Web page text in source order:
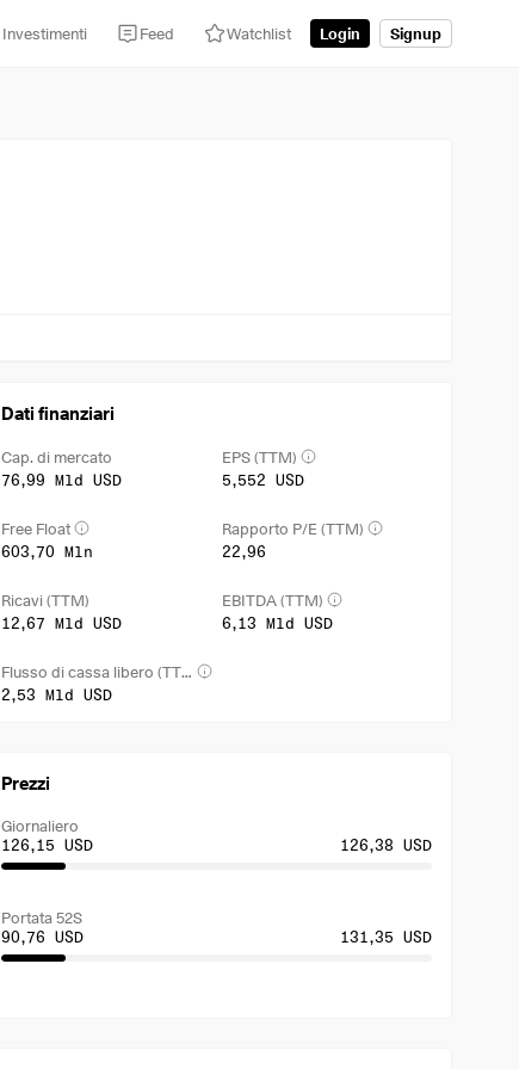
Investimenti Feed Watchlist Login Signup
Dati finanziari
Cap. di mercato
76,99 Mld USD
EPS (TTM)
5,552 USD
Free Float
603,70 Mln
Rapporto P/E (TTM)
22,96
Ricavi (TTM)
12,67 Mld USD
EBITDA (TTM)
6,13 Mld USD
Flusso di cassa libero (TTM)
2,53 Mld USD
Prezzi
Giornaliero
126,15 USD
126,38 USD
Portata 52S
90,76 USD
131,35 USD